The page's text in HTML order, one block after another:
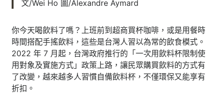
文/Wei Ho 圖/Alexandre Aymard
你今天喝飲料了嗎？上班前到超商買杯咖啡，或是用餐時
時間搭配手搖飲料，這些是台灣人習以為常的飲食模式。
2022 年 7 月起，台灣政府推行的「一次用飲料杯限制使
用對象及實施方式」政策上路，讓民眾購買飲料的方式有
了改變，越來越多人習慣自備飲料杯，不僅環保又能享有
折扣。